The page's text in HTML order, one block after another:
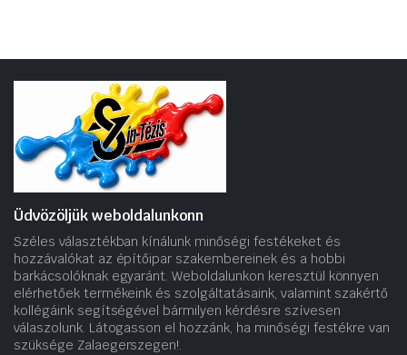
Üdvözöljük weboldalunkonn
Széles választékban kínálunk minőségi festékeket és
hozzávalókat az építőipar szakembereinek és a hobbi
barkácsolóknak egyaránt. Weboldalunkon keresztül könnyen
elérhetőek termékeink és szolgáltatásaink, valamint szakértő
kollégáink segítségével bármilyen kérdésre szívesen
válaszolunk. Látogasson el hozzánk, ha minőségi festékre van
szüksége Zalaegerszegen!.